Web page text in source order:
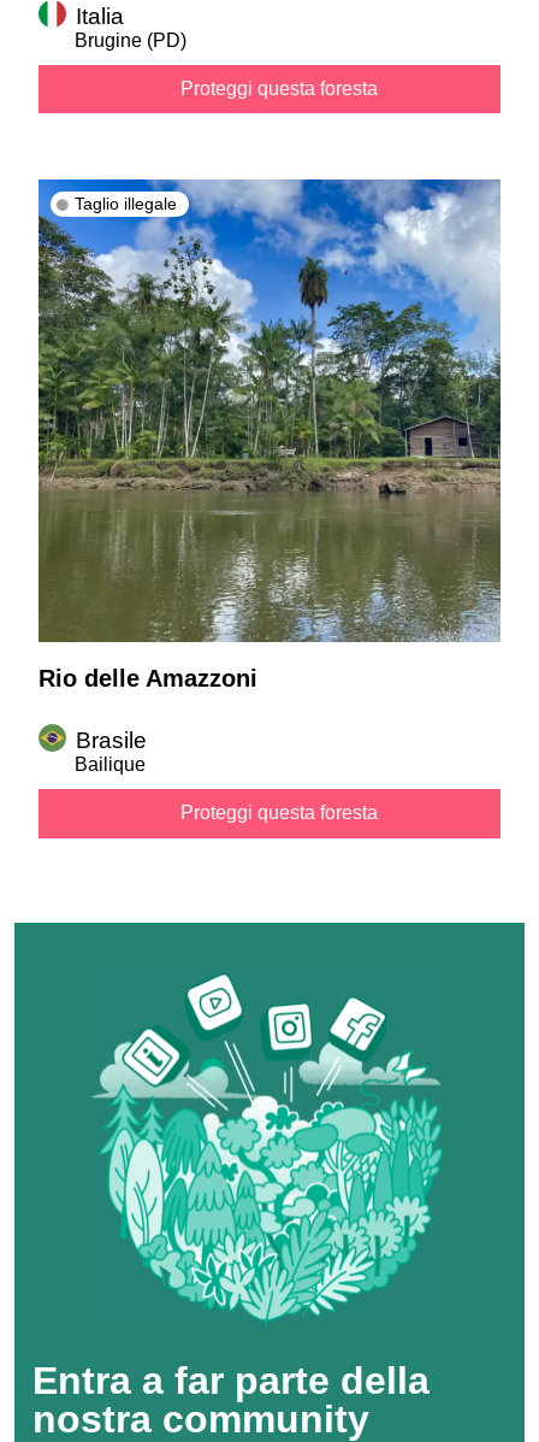
Italia
Brugine (PD)
Proteggi questa foresta
Taglio illegale
Rio delle Amazzoni
Brasile
Bailique
Proteggi questa foresta
Entra a far parte della
nostra community